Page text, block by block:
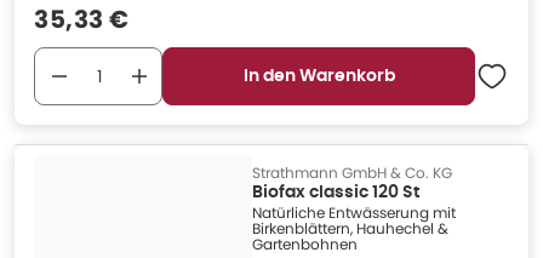
Verkaufspreis
35,33 €
In den Warenkorb
Strathmann GmbH & Co. KG
Biofax classic 120 St
Natürliche Entwässerung mit
Birkenblättern, Hauhechel &
Gartenbohnen